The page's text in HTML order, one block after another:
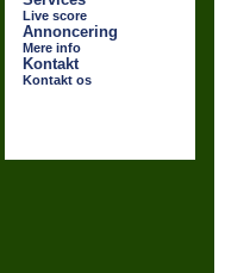
Live score
Annoncering
Mere info
Kontakt
Kontakt os